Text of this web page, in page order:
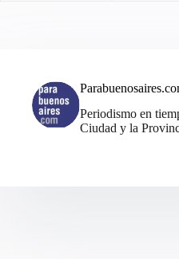
Periodismo en
Ciudad y la